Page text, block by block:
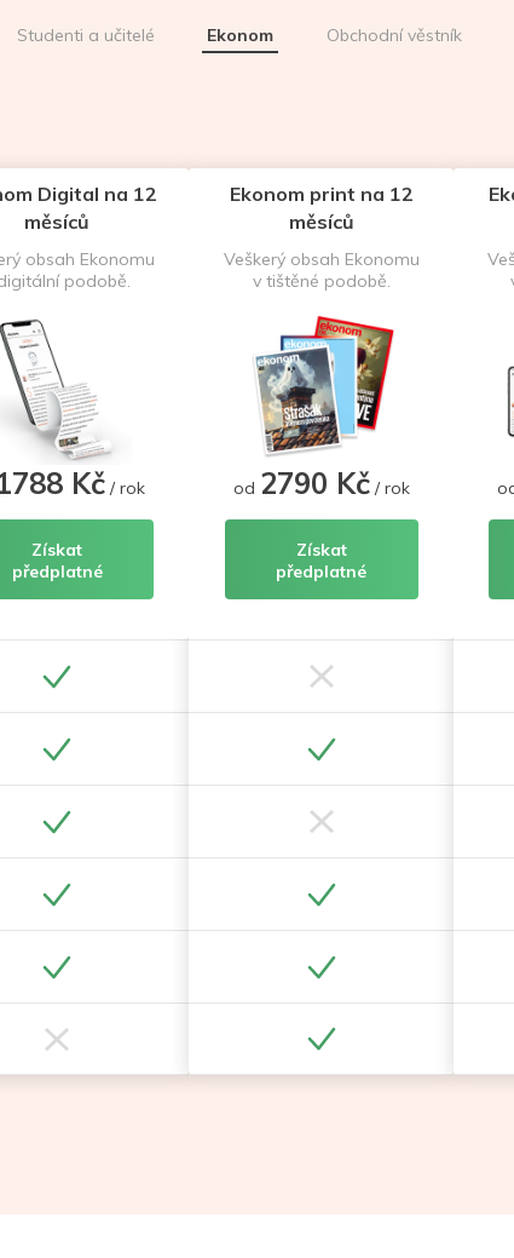
Studenti a učitelé Ekonom Obchodní věstník
Digital na 12
měsíců
obsah Ekonomu
podobě.
Kč / rok
Získat
předplatné
Ekonom print na 12
měsíců
Veškerý obsah Ekonomu
v tištěné podobě.
od 2790 Kč/ rok
Získat
předplatné